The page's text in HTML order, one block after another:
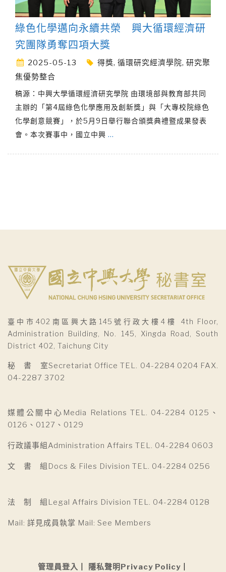
綠色化學邁向永續共榮 興大循環經濟研
究團隊勇奪四項大獎
2025-05-13 得獎, 循環研究經濟學院, 研究聚
焦優勢整合
稿源：中興大學循環經濟研究學院 由環境部與教育部共同
主辦的「第4屆綠色化學應用及創新獎」與「大專校院綠色
化學創意競賽」，於5月9日舉行聯合頒獎典禮暨成果發表
會。本次賽事中，國立中興 …
臺中市402南區興大路145號行政大樓4樓 4th Floor,
Administration Building, No. 145, Xingda Road, South
District 402, Taichung City
秘 書 室Secretariat Office TEL. 04-2284 0204 FAX.
04-2287 3702
媒體公關中心Media Relations TEL. 04-2284 0125、
0126、0127、0129
行政議事組Administration Affairs TEL. 04-2284 0603
文 書 組Docs & Files Division TEL. 04-2284 0256
法 制 組Legal Affairs Division TEL. 04-2284 0128
Mail: 詳見成員執掌 Mail: See Members
管理員登入 隱私聲明Privacy Policy